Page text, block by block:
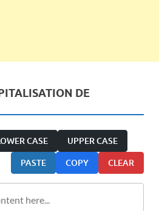
DE
CASE UPPER CASE
PASTE COPY CLEAR